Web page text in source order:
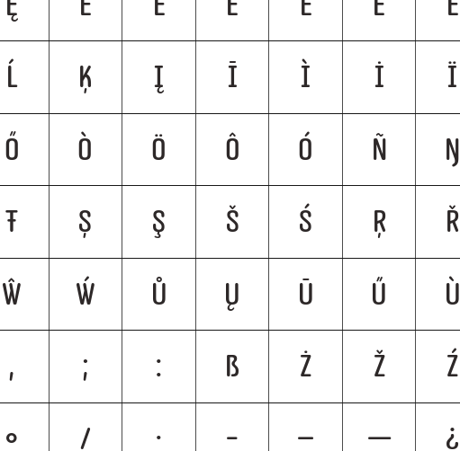
Ï
İ
Ì
Ī
Į
Ķ
Ĺ
Ŋ
Ñ
Ó
Ô
Ö
Ò
Ő
Ř
Ŗ
Ś
Š
Ş
Ș
Ŧ
Ù
Ű
Ū
Ų
Ů
Ẃ
Ŵ
Ź
Ž
Ż
ß
:
;
,
¿
—
–
-
·
/
•